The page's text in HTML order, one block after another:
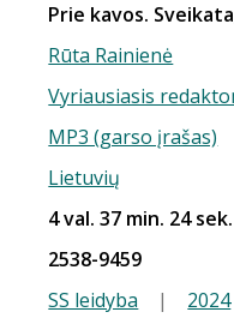
Prie kavos.
Rūta Rainienė
Vyriausiasis
MP3 (garso įrašas)
Lietuvių
4 val. 37 min. 24 sek.
2538-9459
SS leidyba | 2024